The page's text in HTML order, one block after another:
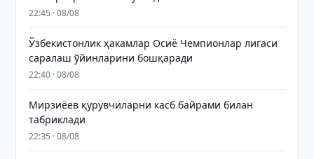
22:45 · 08/08
Ўзбекистонлик ҳакамлар Осиё Чемпионлар лигаси
саралаш ўйинларини бошқаради
22:40 · 08/08
Мирзиёев қурувчиларни касб байрами билан
табриклади
22:35 · 08/08